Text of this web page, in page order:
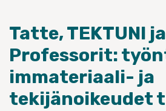
Tatte, TEKTUNI ja
Professorit:
immateriaali- ja
tekijänoikeudet